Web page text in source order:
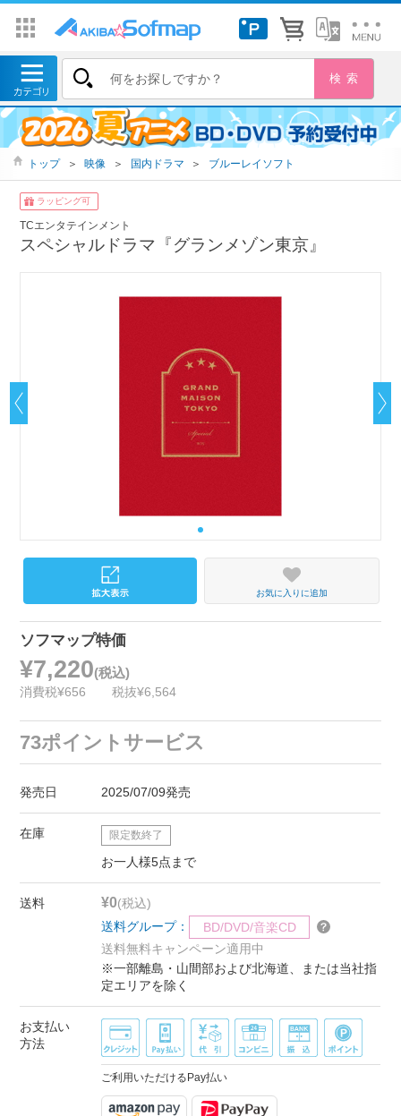
トップ ＞ 映像 ＞ 国内ドラマ ＞ ブルーレイソフト
ラッピング可
TCエンタテインメント
スペシャルドラマ『グランメゾン東京』
お気に入りに追加
ソフマップ特価
¥7,220(税込)
消費税¥656 税抜¥6,564
73ポイントサービス
発売日 2025/07/09発売
在庫 限定数終了
お一人様5点まで
送料 ¥0(税込)
送料グループ：
BD/DVD/音楽CD
送料無料キャンペーン適用中
※一部離島・山間部および北海道、または当社指
定エリアを除く
お支払い
方法
ご利用いただけるPay払い